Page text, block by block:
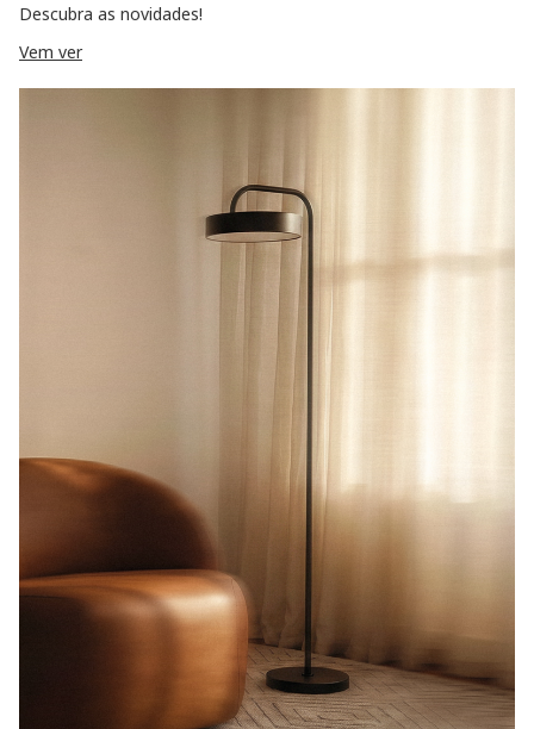
Descubra as novidades!
Vem ver